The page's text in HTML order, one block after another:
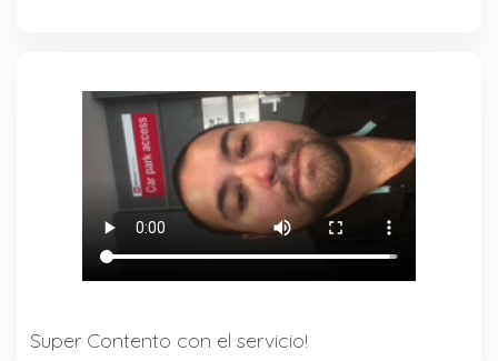
Super Contento con el servicio!